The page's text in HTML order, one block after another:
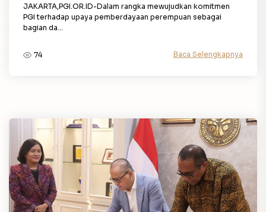
JAKARTA,PGI.OR.ID-Dalam rangka mewujudkan komitmen
PGI terhadap upaya pemberdayaan perempuan sebagai
bagian da...
74 Baca Selengkapnya